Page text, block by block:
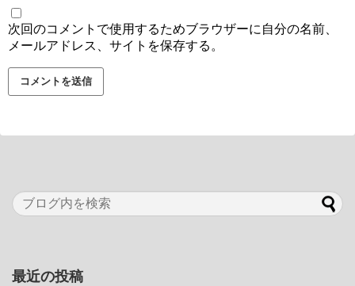
次回のコメントで使用するためブラウザーに自分の名前、
メールアドレス、サイトを保存する。
最近の投稿